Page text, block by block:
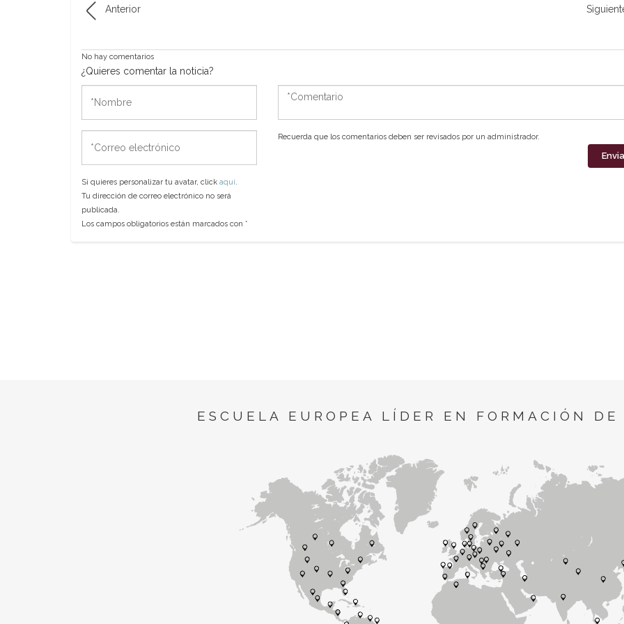
Anterior
No hay comentarios
¿Quieres comentar la noticia?
electrónico
Si quieres personalizar tu avatar, click aquí.
Tu dirección de correo electrónico no será
publicada.
Los campos obligatorios están marcados con *
*Comentario
Recuerda que los comentarios deben ser revisados por un administrador.
ESCUELA EUROPEA LÍDER EN FORMACIÓN DE